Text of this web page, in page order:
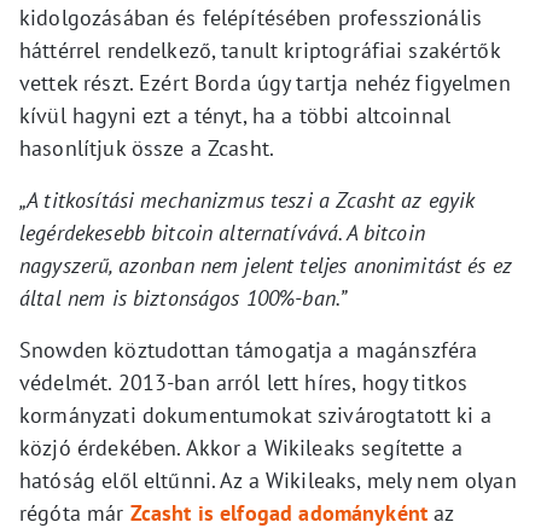
kidolgozásában és felépítésében professzionális
háttérrel rendelkező, tanult kriptográfiai szakértők
vettek részt. Ezért Borda úgy tartja nehéz figyelmen
kívül hagyni ezt a tényt, ha a többi altcoinnal
hasonlítjuk össze a Zcasht.
„A titkosítási mechanizmus teszi a Zcasht az egyik
legérdekesebb bitcoin alternatívává. A bitcoin
nagyszerű, azonban nem jelent teljes anonimitást és ez
által nem is biztonságos 100%-ban.”
Snowden köztudottan támogatja a magánszféra
védelmét. 2013-ban arról lett híres, hogy titkos
kormányzati dokumentumokat szivárogtatott ki a
közjó érdekében. Akkor a Wikileaks segítette a
hatóság elől eltűnni. Az a Wikileaks, mely nem olyan
régóta már Zcasht is elfogad adományként az